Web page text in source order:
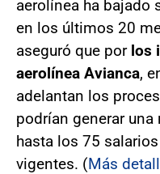
aerolínea ha bajado
en los últimos 20
aseguró que porlos
aerolínea Avianca,
adelantan los
podrían generar
hasta los 75
vigentes. (Más